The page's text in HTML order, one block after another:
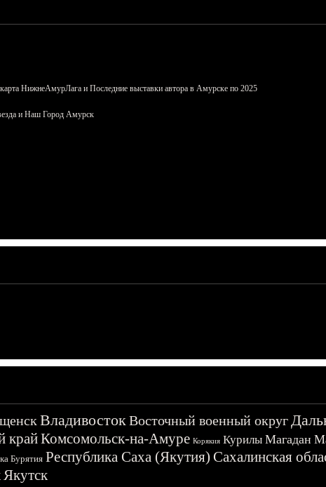
НижнеАмурЛага и Последние выставки автора в Амурске по 2025
и Наш Город Амурск
ВладивостокВосточный военный округ
крайКомсомольск-на-Амуре Корякия Курилы Магадан
Бурятия Республика Саха (Якутия) Сахалинская
Якутск